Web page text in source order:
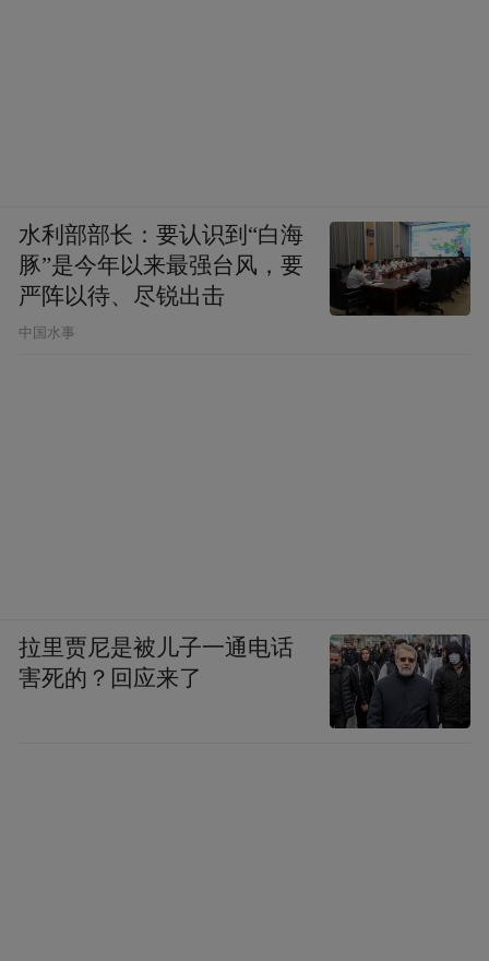
水利部部长：要认识到“白海
豚”是今年以来最强台风，要
严阵以待、尽锐出击
中国水事
拉里贾尼是被儿子一通电话
害死的？回应来了